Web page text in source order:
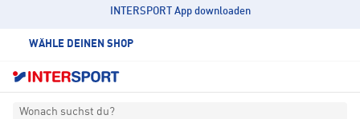
INTERSPORT App downloaden
WÄHLE DEINEN SHOP
Wonach suchst du?